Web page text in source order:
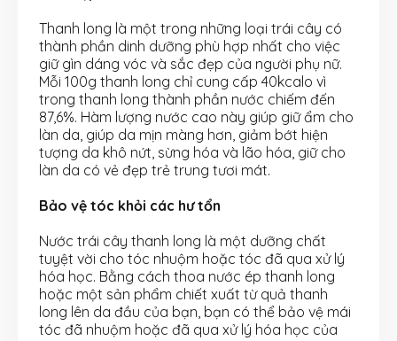
Thanh long là một trong những loại trái cây có
thành phần dinh dưỡng phù hợp nhất cho việc
giữ gìn dáng vóc và sắc đẹp của người phụ nữ.
Mỗi 100g thanh long chỉ cung cấp 40kcalo vì
trong thanh long thành phần nước chiếm đến
87,6%. Hàm lượng nước cao này giúp giữ ẩm cho
làn da, giúp da mịn màng hơn, giảm bớt hiện
tượng da khô nứt, sừng hóa và lão hóa, giữ cho
làn da có vẻ đẹp trẻ trung tươi mát.
Bảo vệ tóc khỏi các hư tổn
Nước trái cây thanh long là một dưỡng chất
tuyệt vời cho tóc nhuộm hoặc tóc đã qua xử lý
hóa học. Bằng cách thoa nước ép thanh long
hoặc một sản phẩm chiết xuất từ quả thanh
long lên da đầu của bạn, bạn có thể bảo vệ mái
tóc đã nhuộm hoặc đã qua xử lý hóa học của